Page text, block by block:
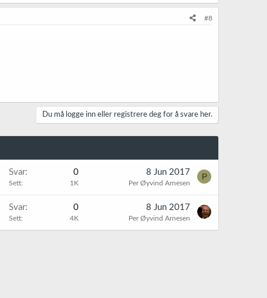
#8
Du må logge inn eller registrere deg for å svare her.
Svar 0
Sett 1K
8 Jun 2017
Per Øyvind Arnesen
P
Svar 0
Sett 4K
8 Jun 2017
Per Øyvind Arnesen